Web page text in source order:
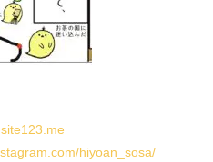
hiyoan_sosa/